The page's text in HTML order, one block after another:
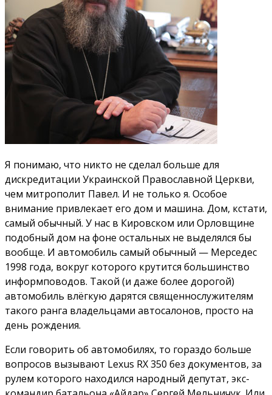
Я понимаю, что никто не сделал больше для
дискредитации Украинской Православной Церкви,
чем митрополит Павел. И не только я. Особое
внимание привлекает его дом и машина. Дом, кстати,
самый обычный. У нас в Кировском или Орловщине
подобный дом на фоне остальных не выделялся бы
вообще. И автомобиль самый обычный — Мерседес
1998 года, вокруг которого крутится большинство
информповодов. Такой (и даже более дорогой)
автомобиль влёгкую дарятся священнослужителям
такого ранга владельцами автосалонов, просто на
день рождения.
Если говорить об автомобилях, то гораздо больше
вопросов вызывают Lexus RX 350 без документов, за
рулем которого находился народный депутат, экс-